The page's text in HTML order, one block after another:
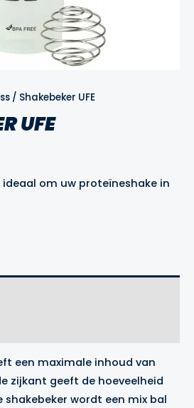
/ Shakebeker UFE
UFE
ideaal om uw proteïneshake in
een maximale inhoud van
zijkant geeft de hoeveelheid
wordt een mix bal